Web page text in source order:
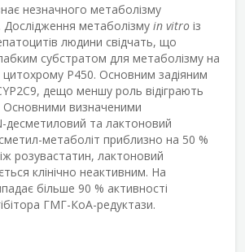
незначного метаболізму
Дослідження метаболізму in vitro із
людини свідчать, що
субстратом для метаболізму на
цитохрому Р450. Основним задіяним
дещо меншу роль відіграють
Основними визначеними
десметиловий та лактоновий
метаболіт приблизно на 50 %
розувастатин, лактоновий
клінічно неактивним. На
більше 90 % активності
ГМГ-КоА-редуктази.